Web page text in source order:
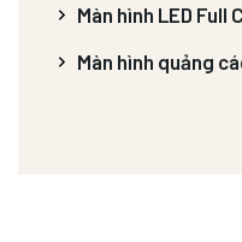
Màn hình LED Full
Màn hình quảng